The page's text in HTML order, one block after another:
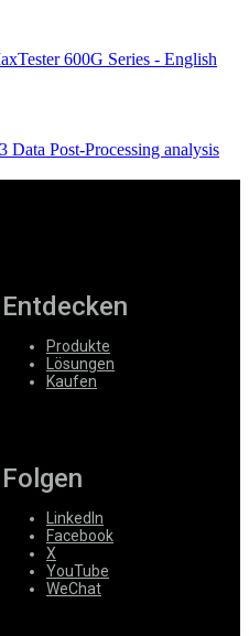
600G Series - English
Data Post-Processing analysis
Entdecken
Produkte
Lösungen
Kaufen
Folgen
LinkedIn
Facebook
X
YouTube
WeChat